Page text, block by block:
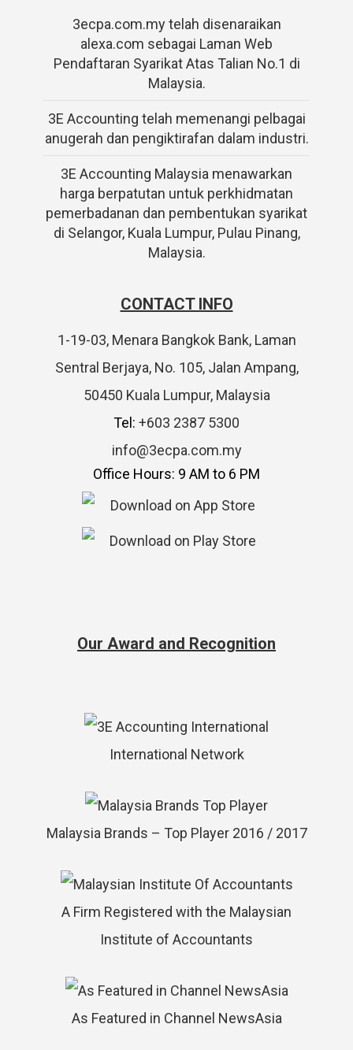
3ecpa.com.my telah disenaraikan
alexa.com sebagai Laman Web
Pendaftaran Syarikat Atas Talian No.1 di
Malaysia.
3E Accounting telah memenangi pelbagai
anugerah dan pengiktirafan dalam industri.
3E Accounting Malaysia menawarkan
harga berpatutan untuk perkhidmatan
pemerbadanan dan pembentukan syarikat
di Selangor, Kuala Lumpur, Pulau Pinang,
Malaysia.
CONTACT INFO
1-19-03, Menara Bangkok Bank, Laman
Sentral Berjaya, No. 105, Jalan Ampang,
50450 Kuala Lumpur, Malaysia
Tel: +603 2387 5300
info@3ecpa.com.my
Office Hours: 9 AM to 6 PM
Our Award and Recognition
International Network
Malaysia Brands – Top Player 2016 / 2017
A Firm Registered with the Malaysian
Institute of Accountants
As Featured in Channel NewsAsia